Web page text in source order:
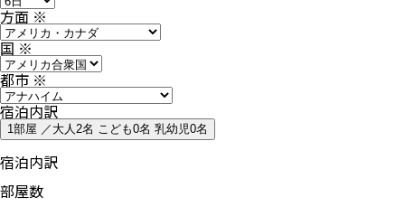
方面※
国※
都市※
宿泊内訳
1部屋 ／大人2名 こども0名 乳幼児0名
宿泊内訳
部屋数